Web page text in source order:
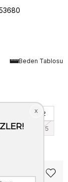
Beden Tablosu
42
45
45,5